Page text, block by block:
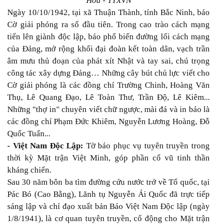
Ngày 10/10/1942, tại xã Thuận Thành, tỉnh Bắc Ninh, báo
Cờ giải phóng ra số đầu tiên. Trong cao trào cách mạng
tiến lên giành độc lập, báo phổ biến đường lối cách mạng
của Đảng, mở rộng khối đại đoàn kết toàn dân, vạch trần
âm mưu thủ đoạn của phát xít Nhật và tay sai, chú trọng
công tác xây dựng Đảng… Những cây bút chủ lực viết cho
Cờ giải phóng là các đồng chí Trường Chinh, Hoàng Văn
Thụ, Lê Quang Ðạo, Lê Toàn Thư, Trần Ðộ, Lê Kiêm...
Những "thợ in" chuyên viết chữ ngược, mài đá và in báo là
các đồng chí Phạm Ðức Khiêm, Nguyễn Lương Hoàng, Ðỗ
Quốc Tuấn...
- Việt Nam Độc Lập: Tờ báo phục vụ tuyên truyền trong
thời kỳ Mặt trận Việt Minh, góp phần cổ vũ tinh thần
kháng chiến.
Sau 30 năm bôn ba tìm đường cứu nước trở về Tổ quốc, tại
Pác Bó (Cao Bằng), Lãnh tụ Nguyễn Ái Quốc đã trực tiếp
sáng lập và chỉ đạo xuất bản Báo Việt Nam Độc lập (ngày
1/8/1941), là cơ quan tuyên truyền, cổ động cho Mặt trận